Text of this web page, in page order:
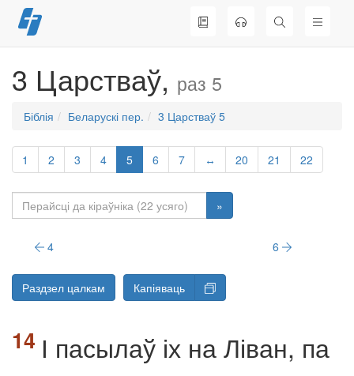
Перайсці
да
3 Царстваў, раз 5
Біблія Беларускі пер. 3 Царстваў 5
1 2 3 4 5 6 7 ↔ 20 21 22
»
4 6
Раздзел цалкам Капіяваць
І пасылаў іх на Ліван, па